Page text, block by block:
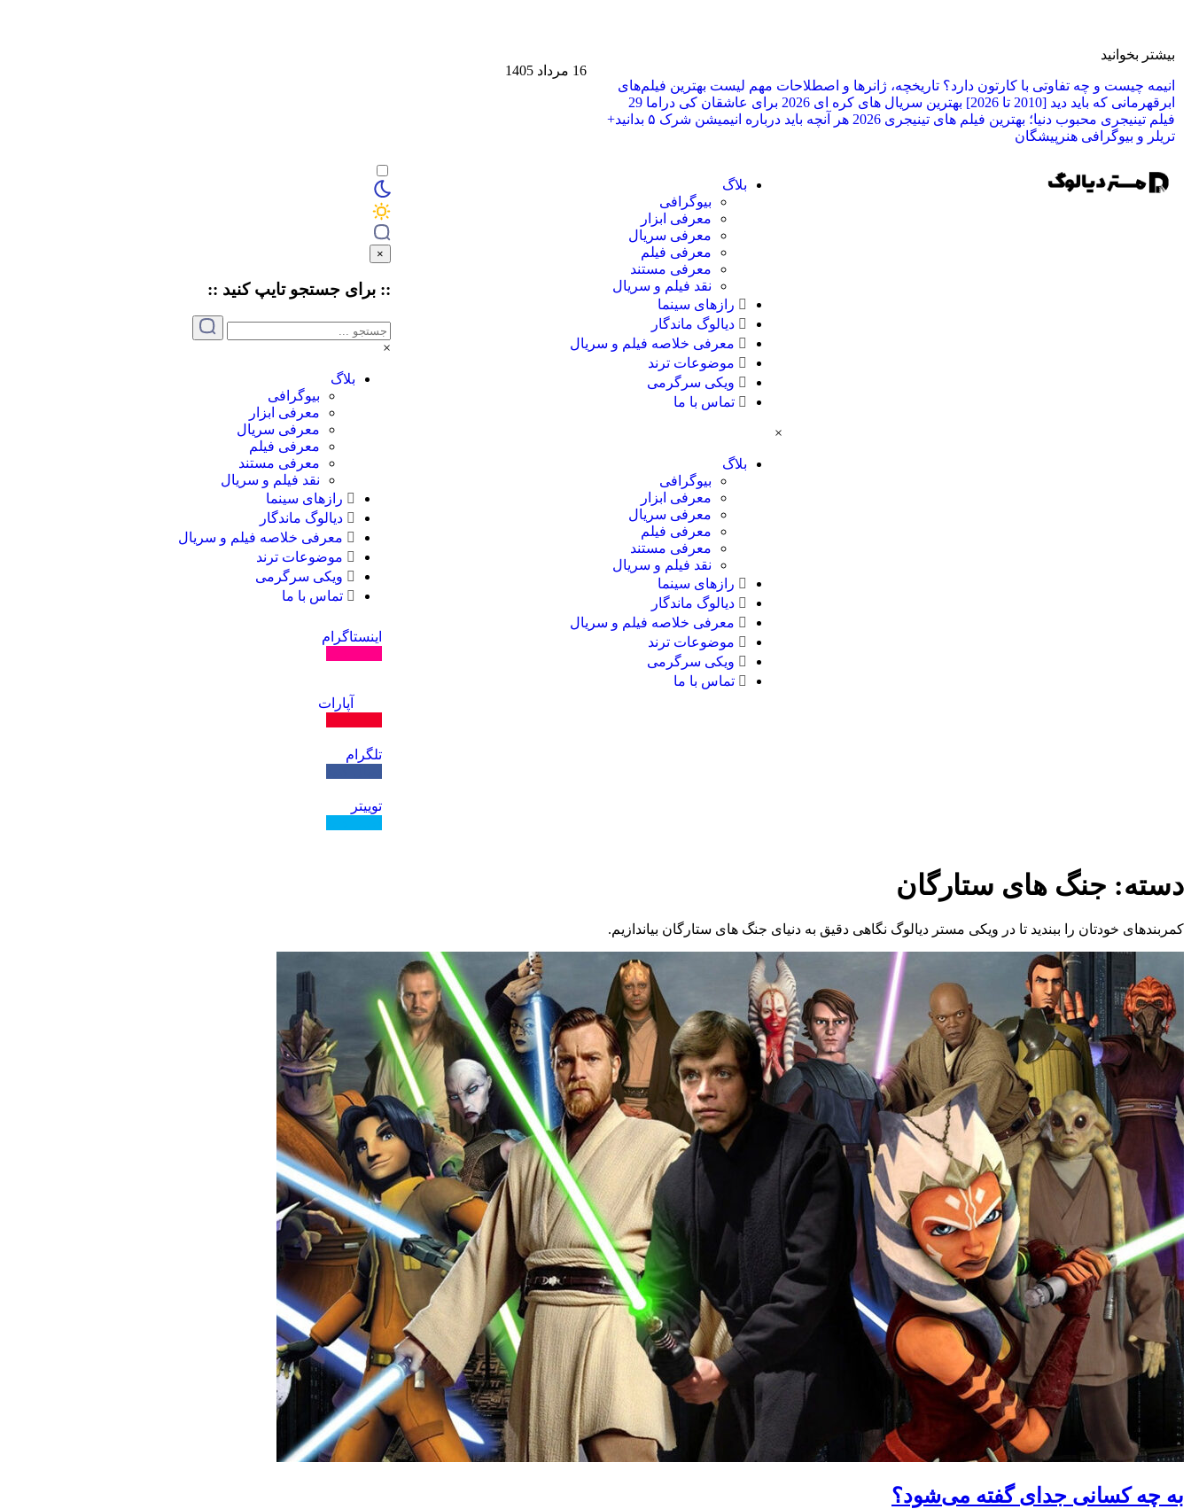
بیشتر بخوانید
انیمه چیست و چه تفاوتی با کارتون دارد؟ تاریخچه، ژانرها و اصطلاحات مهم لیست بهترین فیلم‌های
ابرقهرمانی که باید دید [2010 تا 2026]
بهترین سریال های کره ای 2026 برای عاشقان کی دراما
29
فیلم تینیجری محبوب دنیا؛ بهترین فیلم‌ های تینیجری 2026
هر آنچه باید درباره انیمیشن شرک ۵ بدانید+
تریلر و بیوگرافی هنرپیشگان
16 مرداد 1405
بلاگ
بیوگرافی
معرفی ابزار
معرفی سریال
معرفی فیلم
معرفی مستند
نقد فیلم و سریال
رازهای سینما
دیالوگ ماندگار
معرفی خلاصه فیلم و سریال
موضوعات ترند
ویکی سرگرمی
تماس با ما
×
بلاگ
بیوگرافی
معرفی ابزار
معرفی سریال
معرفی فیلم
معرفی مستند
نقد فیلم و سریال
رازهای سینما
دیالوگ ماندگار
معرفی خلاصه فیلم و سریال
موضوعات ترند
ویکی سرگرمی
تماس با ما
×
:: برای جستجو تایپکنید ::
×
بلاگ
بیوگرافی
معرفی ابزار
معرفی سریال
معرفی فیلم
معرفی مستند
نقد فیلم و سریال
رازهای سینما
دیالوگ ماندگار
معرفی خلاصه فیلم و سریال
موضوعات ترند
ویکی سرگرمی
تماس با ما
اینستاگرام
آپارات
تلگرام
توییتر
دسته: جنگ های ستارگان
کمربندهای خودتان را ببندید تا در ویکی مستر دیالوگ نگاهی دقیق به دنیای جنگ های ستارگان بیاندازیم.
به چه کسانی جدای گفته می‌شود؟